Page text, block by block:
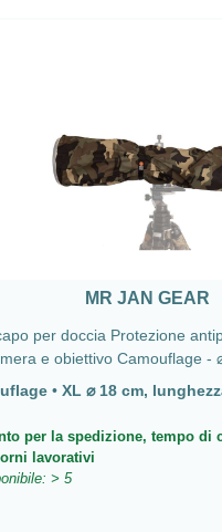
MR JAN GEAR
per doccia Protezione
e obiettivo Camouflage -
80 cm
• XL ⌀ 18 cm,
per la spedizione, tempo di
lavorativi
> 5